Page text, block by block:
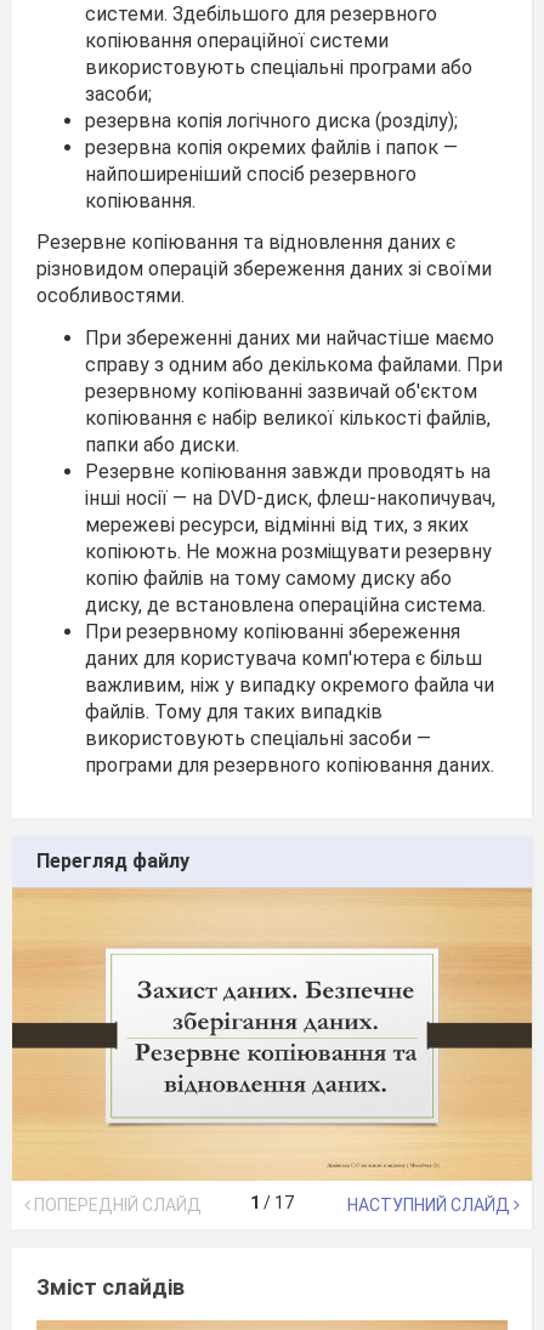
системи. Здебільшого для резервного
копіювання операційної системи
використовують спеціальні про­грами або
засоби;
резервна копія логічного диска (розділу);
резервна копія окремих файлів і папок —
найпоширеніший спосіб резервного
копіювання.
Резервне копіювання та відновлення даних є
різновидом операцій збереження даних зі своїми
особливостями.
При збереженні даних ми найчастіше маємо
справу з одним або де­кількома файлами. При
резервному копіюванні зазвичай об'єктом
копіювання є набір великої кількості файлів,
папки або диски.
Резервне копіювання завжди проводять на
інші носії — на DVD-диск, флеш-накопичувач,
мережеві ресурси, відмінні від тих, з яких
копіюють. Не можна розміщувати резервну
копію файлів на тому самому диску або
диску, де встановлена операційна система.
При резервному копіюванні збереження
даних для користувача комп'ютера є більш
важливим, ніж у випадку окремого файла чи
файлів. Тому для таких випадків
використовують спеціальні засо­би —
програми для резервного копіювання даних.
Перегляд файлу
ПОПЕРЕДНІЙ СЛАЙД 1 / 17 НАСТУПНИЙ СЛАЙД
Зміст слайдів